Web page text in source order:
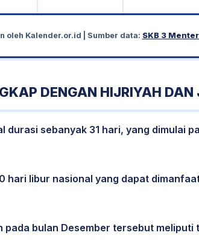
oleh Kalender.or.id | Sumber data: SKB 3
DENGAN HIJRIYAH DAN
durasi sebanyak 31 hari, yang dimulai
hari libur nasional yang dapat
bulan Desember tersebut meliputi